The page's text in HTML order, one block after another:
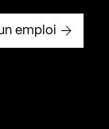
Kollectif
de Kollectif
emploi